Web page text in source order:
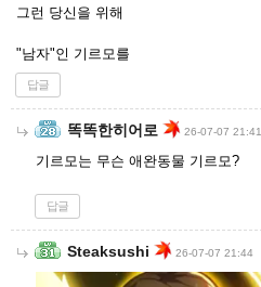
그런 당신을 위해
"남자"인 기르모를
답글
똑똑한히어로 26-07-07 21:41
기르모는 무슨 애완동물 기르모?
답글
Steaksushi 26-07-07 21:44